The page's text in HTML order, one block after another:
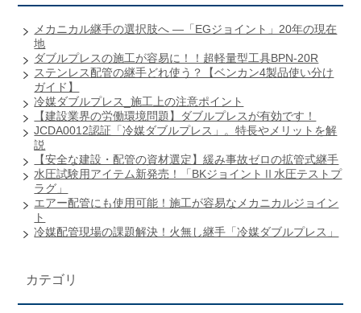
メカニカル継手の選択肢へ ―「EGジョイント」20年の現在
地
ダブルプレスの施工が容易に！！超軽量型工具BPN-20R
ステンレス配管の継手どれ使う？【ベンカン4製品使い分け
ガイド】
冷媒ダブルプレス_施工上の注意ポイント
【建設業界の労働環境問題】ダブルプレスが有効です！
JCDA0012認証「冷媒ダブルプレス」。特長やメリットを解
説
【安全な建設・配管の資材選定】緩み事故ゼロの拡管式継手
水圧試験用アイテム新発売！「BKジョイントⅡ水圧テストプ
ラグ」
エアー配管にも使用可能！施工が容易なメカニカルジョイン
ト
冷媒配管現場の課題解決！火無し継手「冷媒ダブルプレス」
カテゴリ